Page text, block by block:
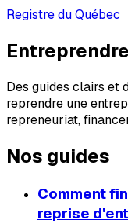
Registre du Québec
Des guides clairs et
reprendre une
repreneuriat,
Nos guides
Comment
reprise